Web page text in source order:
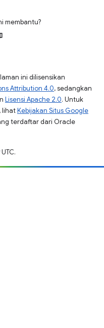
membantu?
ini dilisensikan
Attribution 4.0, sedangkan
Lisensi Apache 2.0. Untuk
lihatKebijakan Situs Google
terdaftar dari Oracle